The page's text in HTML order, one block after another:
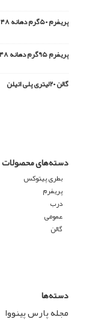
پریفرم ۵۰گرم دهانه ۴۸ میلی‌متر | تولید تخصصی بطری سموم پارس پینووا
پریفرم ۹۵گرم دهانه ۴۸
گالن ۲۰لیتری پلی اتیلن
دسته‌های محصولات
بطری پیتوکس
پریفرم
درب
عمومی
گالن
دسته‌ها
مجله پارس پینووا